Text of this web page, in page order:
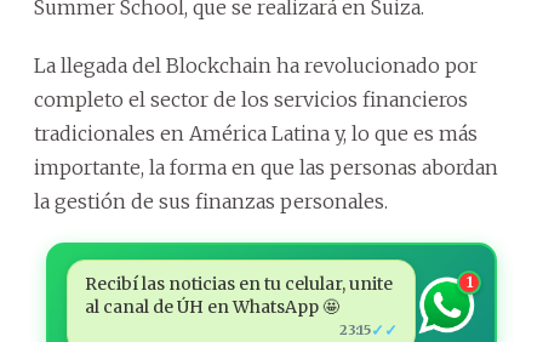
Summer School, que se realizará en Suiza.
La llegada del Blockchain ha revolucionado por
completo el sector de los servicios financieros
tradicionales en América Latina y, lo que es más
importante, la forma en que las personas abordan
la gestión de sus finanzas personales.
Recibí las noticias en tu celular, unite
al canal de ÚH en WhatsApp 🤩
23:15✓✓
1